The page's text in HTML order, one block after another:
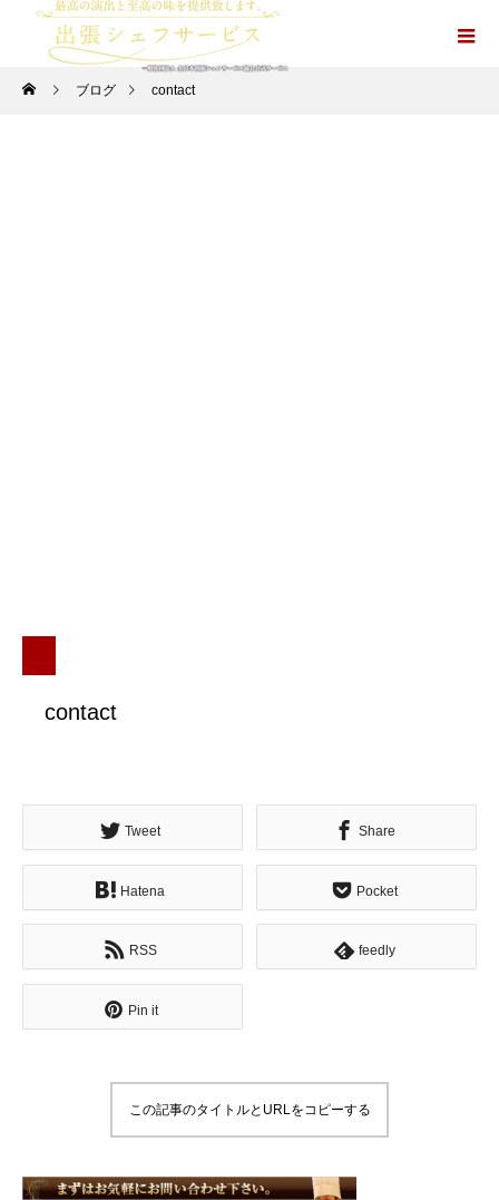
ブログ contact
contact
Tweet Share
Hatena Pocket
RSS feedly
Pin it
この記事のタイトルとURLをコピーする